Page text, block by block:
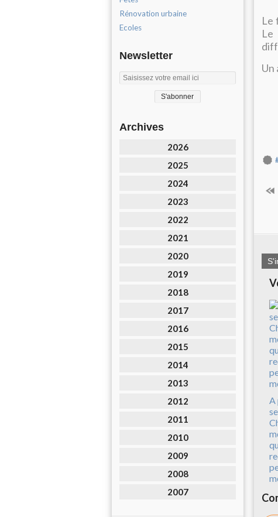
Rénovation urbaine
Ecoles
Newsletter
Archives
2026
2025
2024
2023
2022
2021
2020
2019
2018
2017
2016
2015
2014
2013
2012
2011
2010
2009
2008
2007
Le
Le
Un
A